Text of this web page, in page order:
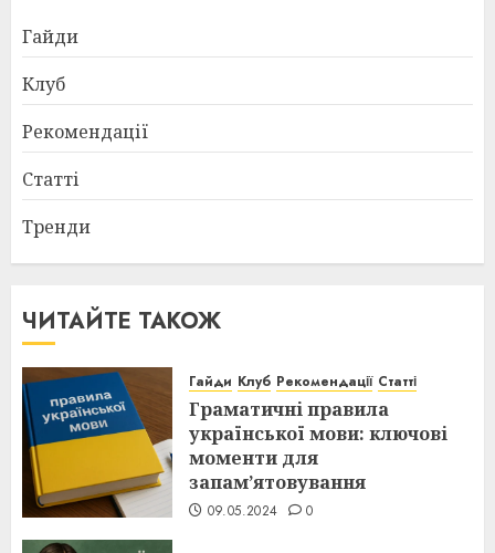
Гайди
Клуб
Рекомендації
Статті
Тренди
ЧИТАЙТЕ ТАКОЖ
Гайди Клуб Рекомендації Статті
Граматичні правила
української мови: ключові
моменти для
запам’ятовування
09.05.2024 0